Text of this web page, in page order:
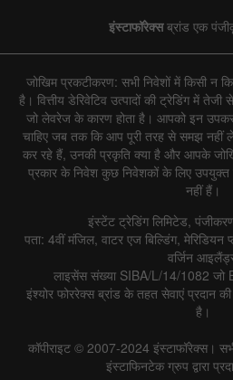
इंस्टाफॉरेक्सब्रांड एक
जोखिम प्रकटीकरण: सभी निवेशों में किसी न
है। वित्तीय डेरिवेटिव उत्पादों की ट्रेडिंग में
जो लेवरेज के कारण होता है। आपको इन
चाहिए जब तक कि आप पूरी तरह से समझ
कर रहे हैं, उनकी प्रकृति क्या है और आपके
प्रकार के निवेश कुछ निवेशकों के लिए
नहीं हैं।
इंस्टेंट ट्रेडिंग लिमिटेड,
पता: 4वीं मंजिल, वाटर एज बिल्डिंग, मेरिडियन
वर्जिन
लाइसेंस संख्या SIBA/L/14/1082 जो
इंश्योर फोररेक्स ब्रांड के तहत सेवाएं प्रदान
है।
कॉपीराइट © 2007-2024 इंस्टाफॉरेक्स। सभी
इंस्टाफिनटेक ग्रुप द्वारा